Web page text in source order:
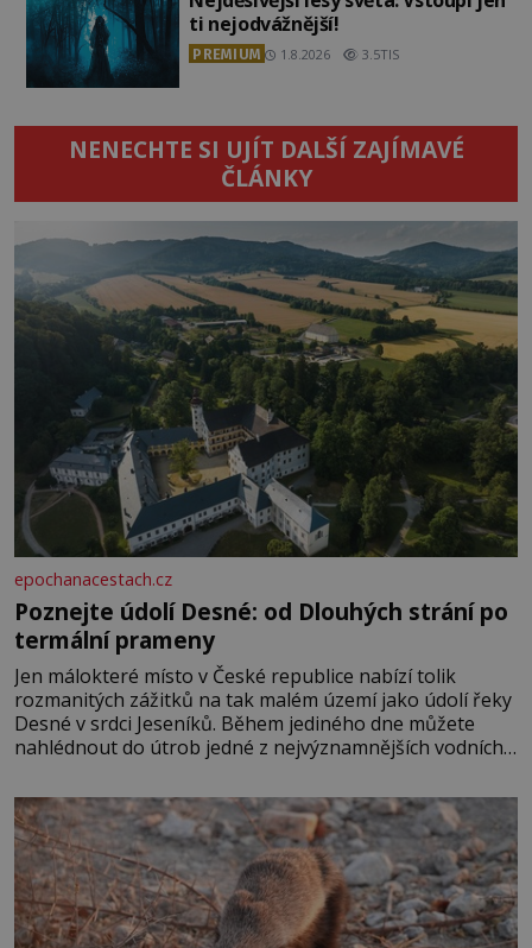
ti nejodvážnější!
PREMIUM 1.8.2026 3.5TIS
NENECHTE SI UJÍT DALŠÍ ZAJÍMAVÉ
ČLÁNKY
epochanacestach.cz
Poznejte údolí Desné: od Dlouhých strání po
termální prameny
Jen málokteré místo v České republice nabízí tolik
rozmanitých zážitků na tak malém území jako údolí řeky
Desné v srdci Jeseníků. Během jediného dne můžete
nahlédnout do útrob jedné z nejvýznamnějších vodních
se na koloběžce a den zakončit poznáváním památek ve
Velkých Losinách nebo v termálním